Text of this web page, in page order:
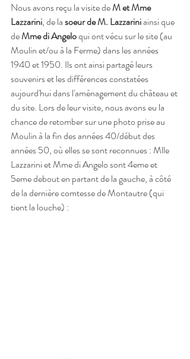
Nous avons reçu la visite de M et Mme
Lazzarini, de la soeur de M. Lazzarini ainsi que
de Mme di Angelo qui ont vécu sur le site (au
Moulin et/ou à la Ferme) dans les années
1940 et 1950. Ils ont ainsi partagé leurs
souvenirs et les différences constatées
aujourd'hui dans l'aménagement du château et
du site. Lors de leur visite, nous avons eu la
chance de retomber sur une photo prise au
Moulin à la fin des années 40/début des
années 50, où elles se sont reconnues : Mlle
Lazzarini et Mme di Angelo sont 4eme et
5eme debout en partant de la gauche, à côté
de la dernière comtesse de Montautre (qui
tient la louche) :